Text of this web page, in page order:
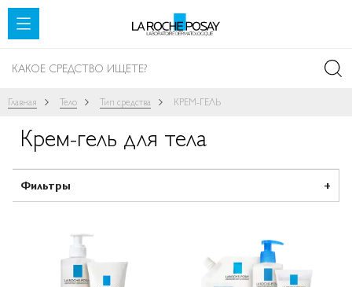
SKIP TO CONTENT
Главная Тело Тип средства КРЕМ-ГЕЛЬ
Крем-гель для тела
Фильтры